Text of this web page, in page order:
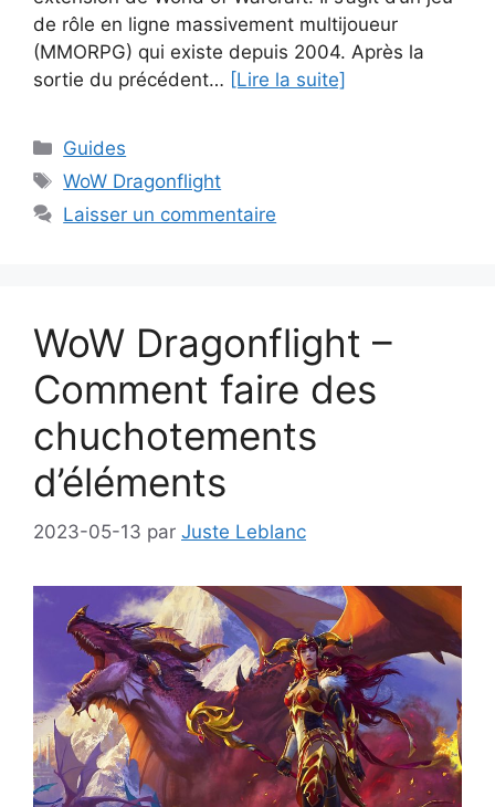
de rôle en ligne massivement multijoueur
(MMORPG) qui existe depuis 2004. Après la
sortie du précédent… [Lire la suite]
Catégories
Guides
Étiquettes
WoW Dragonflight
Laisser un commentaire
WoW Dragonflight –
Comment faire des
chuchotements
d’éléments
2023-05-13 par Juste Leblanc